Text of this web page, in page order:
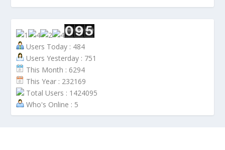
Users Today : 484
Users Yesterday : 751
This Month : 6294
This Year : 232169
Total Users : 1424095
Who's Online : 5